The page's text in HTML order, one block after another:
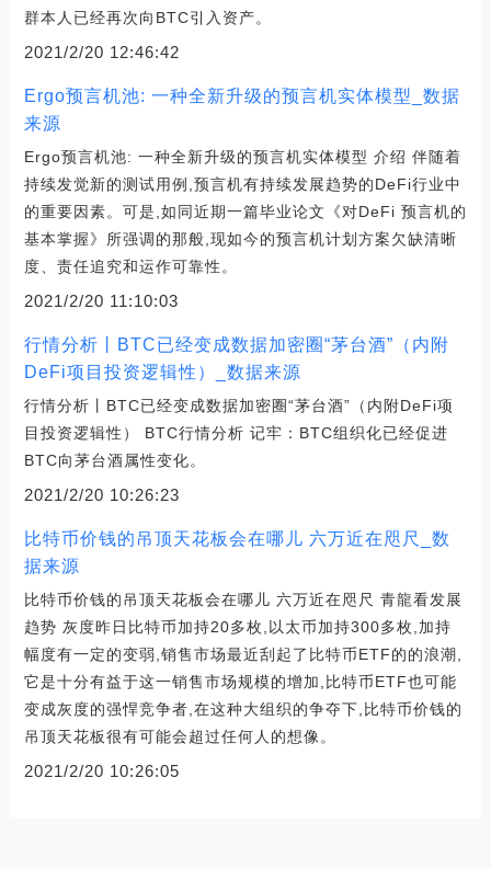
群本人已经再次向BTC引入资产。
2021/2/20 12:46:42
Ergo预言机池: 一种全新升级的预言机实体模型_数据
来源
Ergo预言机池: 一种全新升级的预言机实体模型 介绍 伴随着
持续发觉新的测试用例,预言机有持续发展趋势的DeFi行业中
的重要因素。可是,如同近期一篇毕业论文《对DeFi 预言机的
基本掌握》所强调的那般,现如今的预言机计划方案欠缺清晰
度、责任追究和运作可靠性。
2021/2/20 11:10:03
行情分析丨BTC已经变成数据加密圈“茅台酒”（内附
DeFi项目投资逻辑性）_数据来源
行情分析丨BTC已经变成数据加密圈“茅台酒”（内附DeFi项
目投资逻辑性） BTC行情分析 记牢：BTC组织化已经促进
BTC向茅台酒属性变化。
2021/2/20 10:26:23
比特币价钱的吊顶天花板会在哪儿 六万近在咫尺_数
据来源
比特币价钱的吊顶天花板会在哪儿 六万近在咫尺 青龍看发展
趋势 灰度昨日比特币加持20多枚,以太币加持300多枚,加持
幅度有一定的变弱,销售市场最近刮起了比特币ETF的的浪潮,
它是十分有益于这一销售市场规模的增加,比特币ETF也可能
变成灰度的强悍竞争者,在这种大组织的争夺下,比特币价钱的
吊顶天花板很有可能会超过任何人的想像。
2021/2/20 10:26:05